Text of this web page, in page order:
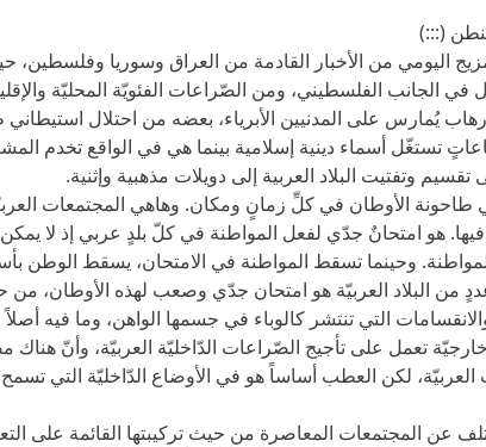
(:::)
اليومي من الأخبار القادمة من العراق وسوريا وفلسطين،
الجانب الفلسطيني، ومن الصّراعات الفئويّة المحليّة
يُمارس على المدنيين الأبرياء، بعضه من احتلال استيطاني
تستغّل أسماء دينية إسلامية بينما هي في الواقع تخدم
تقسيم وتفتيت البلاد العربية إلى دويلات مذهبية وإثنية.
طاحونة الأوطان في كلِّ زمانٍ ومكان. وهاهي المجتمعات
هو امتحانٌ جدّي لفعل المواطنة في كلّ بلدٍ عربي إذ لا
وحينما تسقط المواطنة في الامتحان، يسقط الوطن
من البلاد العربيّة هو امتحان جدّي وصعب لهذه الأوطان، من
التي تنتشر كالوباء في جسمها الواهن، وما فيه
تعمل على تأجيج الصّراعات الدّاخليّة العربيّة، وأنّ هناك
لكن العطب أساساً هو في الأوضاع الدّاخليّة التي تسمح
عن المجتمعات المعاصرة من حيث تركيبتها القائمة على